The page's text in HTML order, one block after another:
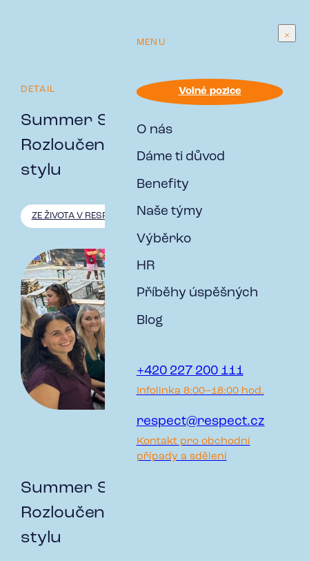
MENU
Volné pozice
O nás
Dáme ti důvod
Benefity
Naše týmy
Výběrko
HR
Příběhy úspěšných
Blog
+420 227 200 111
Infolinka 8:00–18:00 hod.
respect@respect.cz
Kontakt pro obchodní
případy a sdělení
DETAIL
Summer Slow Down Party:
Rozloučení s létem ve skvělém
stylu
ZE ŽIVOTA V RESPECT
Summer Slow Down Party:
Rozloučení s létem ve skvělém
stylu